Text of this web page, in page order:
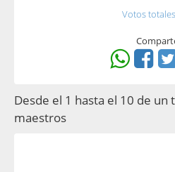
Votos
Desde el 1 hasta el 10 de un
maestros